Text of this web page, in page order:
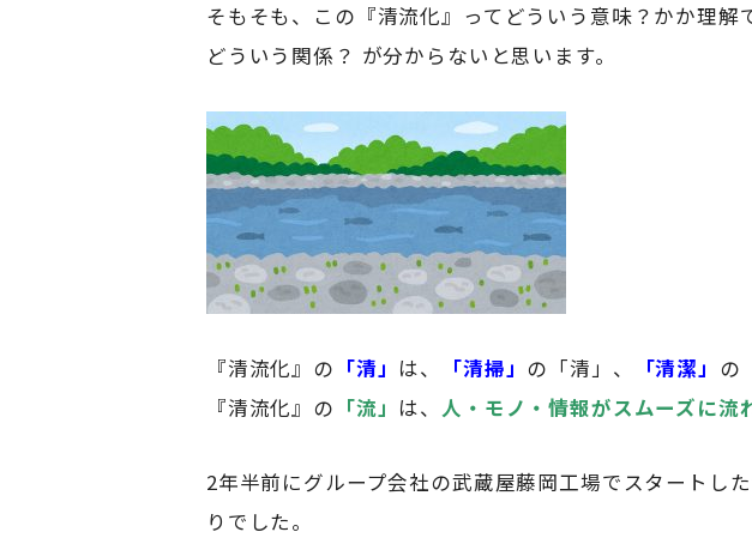
そもそも、この『清流化』ってどういう意味？かか理
どういう関係？ が分からないと思います。
『清流化』の 「清」 は、 「清掃」 の「清」、 「清潔」 の
『清流化』の 「流」 は、人・モノ・情報がスムーズに流
2年半前にグループ会社の武蔵屋藤岡工場でスタートし
りでした。